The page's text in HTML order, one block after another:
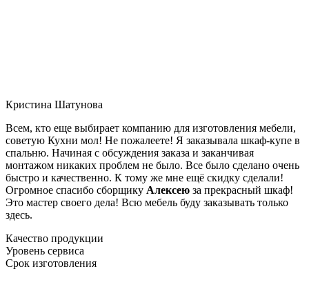
Кристина Шатунова
Всем, кто еще выбирает компанию для изготовления мебели,
советую Кухни мол! Не пожалеете! Я заказывала шкаф-купе в
спальню. Начиная с обсуждения заказа и заканчивая
монтажом никаких проблем не было. Все было сделано очень
быстро и качественно. К тому же мне ещё скидку сделали!
Огромное спасибо сборщику Алексею за прекрасный шкаф!
Это мастер своего дела! Всю мебель буду заказывать только
здесь.
Качество продукции
Уровень сервиса
Срок изготовления